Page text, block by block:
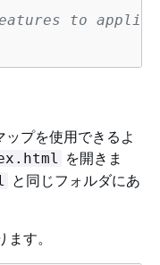
to
プを使用できるよ
を開きま
と同じフォルダにあ
す。